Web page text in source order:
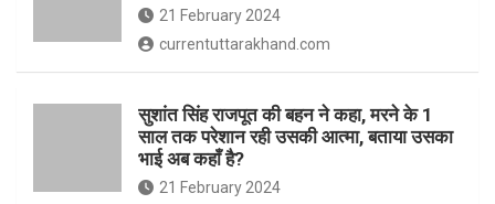
21 February 2024
currentuttarakhand.com
सुशांत सिंह राजपूत की बहन ने कहा, मरने के 1
साल तक परेशान रही उसकी आत्मा, बताया उसका
भाई अब कहाँ है?
21 February 2024